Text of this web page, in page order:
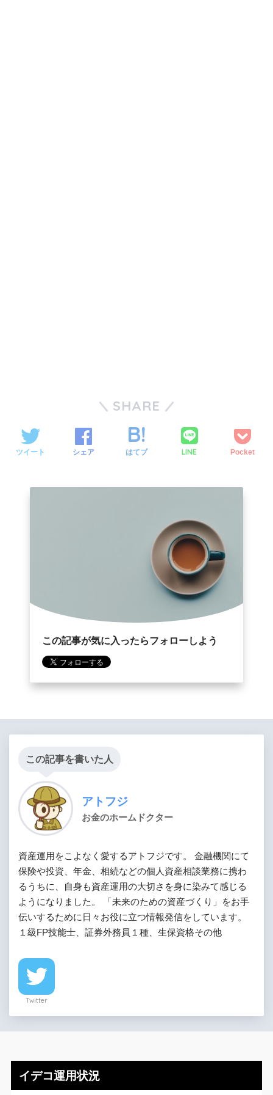
SHARE
ツイート シェア はてブ LINE Pocket
この記事が気に入ったらフォローしよう
この記事を書いた人
アトフジ
お金のホームドクター
資産運用をこよなく愛するアトフジです。 金融機関にて
保険や投資、年金、相続などの個人資産相談業務に携わ
るうちに、自身も資産運用の大切さを身に染みて感じる
ようになりました。 「未来のための資産づくり」をお手
伝いするために日々お役に立つ情報発信をしています。
１級FP技能士、証券外務員１種、生保資格その他
Twitter
イデコ運用状況